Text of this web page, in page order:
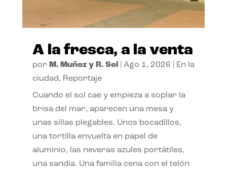
A la fresca, a la venta
por M. Muñoz y R. Sol| Ago 1, 2026
En la
ciudad, Reportaje
Cuando el sol cae y empieza a soplar la
brisa del mar, aparecen una mesa y
unas sillas plegables. Unos bocadillos,
una tortilla envuelta en papel de
aluminio, las neveras azules portátiles,
una sandía. Una familia cena con el telón